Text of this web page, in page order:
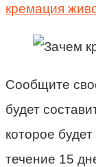
кремация
Сообщите
будет
которое
течение 15